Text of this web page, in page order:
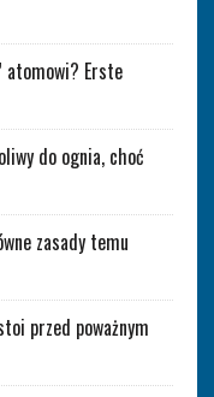
atomowi? Erste
do ognia, choć
zasady temu
przed poważnym